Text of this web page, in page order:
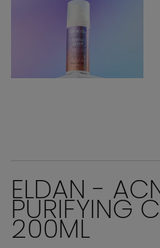
ELDAN -
PURIFYING
200ML